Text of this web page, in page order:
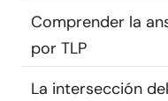
Encuentra un
Idioma
Comprender la
por TLP
La intersección